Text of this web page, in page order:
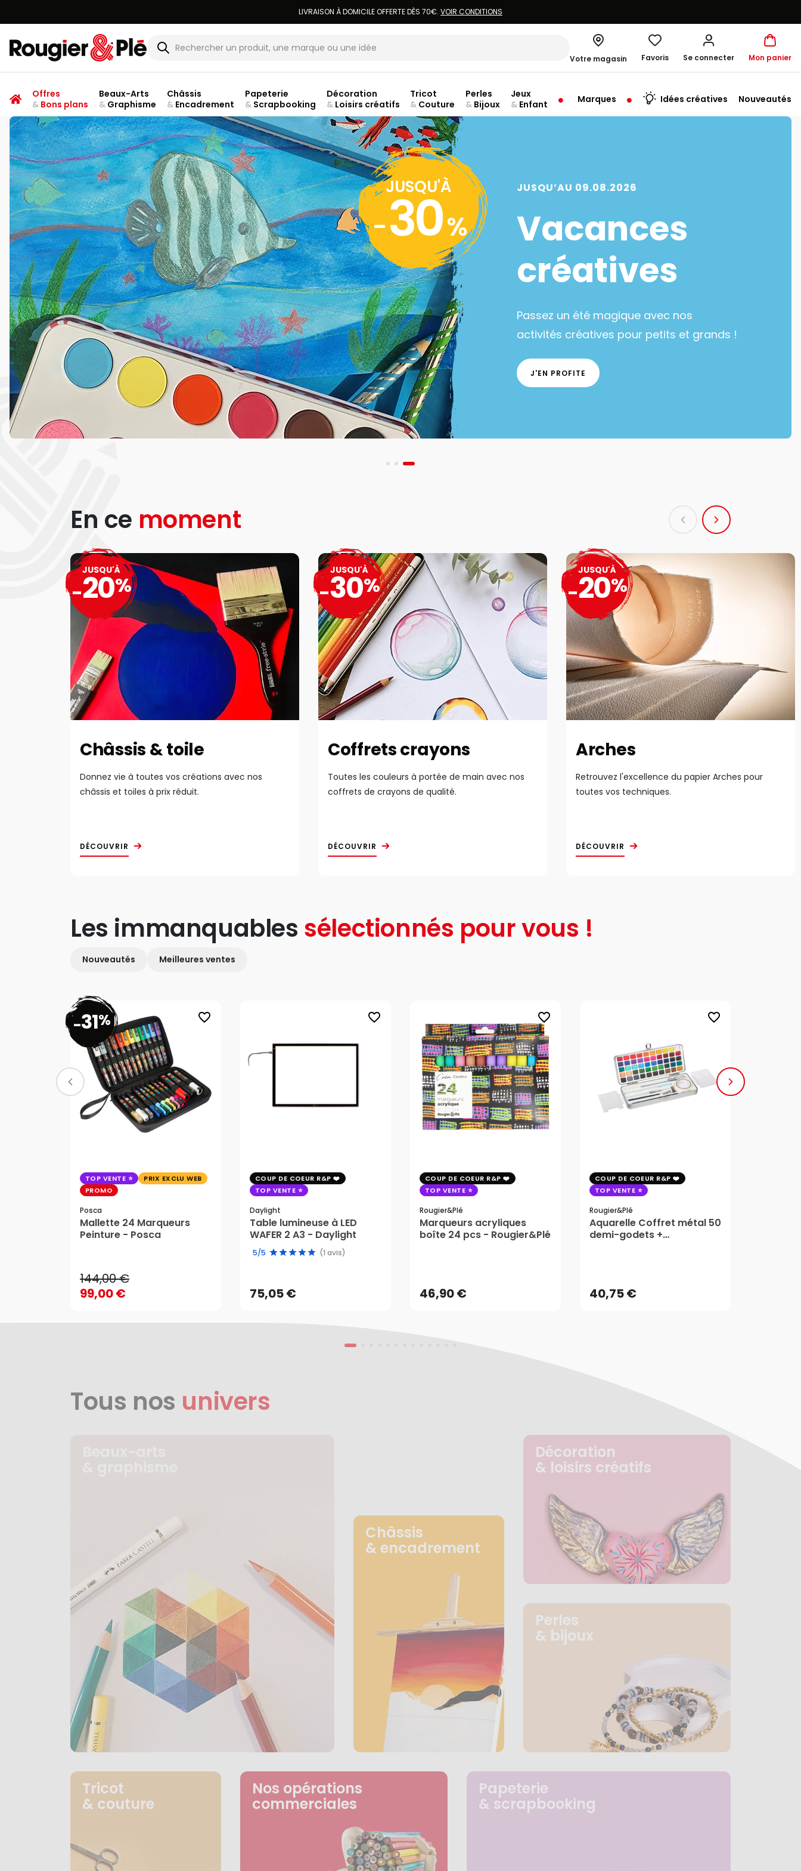
LIVRAISON À DOMICILE OFFERTE DÈS 70€. VOIR CONDITIONS
Rougier & Plé
Votre magasin
ouvert à 09:30
Favoris Se connecter Mon panier
Offres
&Bons plans
Beaux-Arts
&Graphisme
Châssis
&Encadrement
Papeterie
&Scrapbooking
Décoration
&Loisirs créatifs
Tricot
& Couture
Perles
& Bijoux
Jeux
& Enfant Marques Idées créatives Nouveautés
JUSQU'À
-30%
JUSQU’AU 09.08.2026
Vacances
créatives
Passez un été magique avec nos
activités créatives pour petits et grands !
J'EN PROFITE
En ce moment
Châssis & toile
Donnez vie à toutes vos créations avec nos
châssis et toiles à prix réduit.
DÉCOUVRIR
JUSQU'À
-20%
Coffrets crayons
Toutes les couleurs à portée de main avec nos
coffrets de crayons de qualité.
DÉCOUVRIR
JUSQU'À
-30%
Arches
Retrouvez l'excellence du papier Arches pour
toutes vos techniques.
DÉCOUVRIR
JUSQU'À
-20%
Les immanquables sélectionnés pour vous !
Nouveautés Meilleures ventes
favorite_border
-31%
TOP VENTE
PRIX EXCLU WEB
PROMO
Posca
Mallette 24 Marqueurs
Peinture - Posca
144,00 €
99,00 €
144,00 €
favorite_border
COUP DE COEUR R&P
TOP VENTE
Daylight
Table lumineuse à LED
WAFER 2 A3 - Daylight
5/5 (1 avis)
75,05 €
75,05 €
favorite_border
COUP DE COEUR R&P
TOP VENTE
Rougier&plé
Marqueurs acryliques
boîte 24 pcs - Rougier&Plé
46,90 €AJOUTER AU PANIER
favorite_border
COUP DE COEUR R&P
TOP VENTE
Rougier&plé
Aquarelle Coffret métal 50
demi-godets +
40,75 €AJOUTER AU PANIER
Tous nos univers
Châssis
& encadrement
Décoration
& loisirs créatifs
Perles
& bijoux
Tricot
& couture
Nos opérations
commerciales
Papeterie
& scrapbooking